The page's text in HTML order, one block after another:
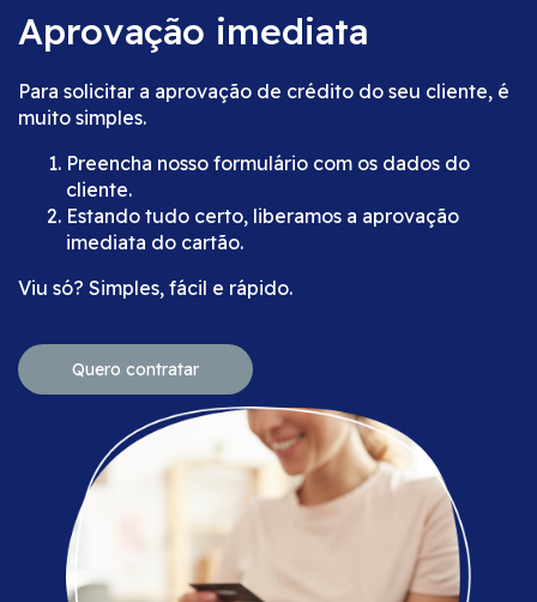
Aprovação imediata
Para solicitar a aprovação de crédito do seu cliente, é
muito simples.
Preencha nosso formulário com os dados do
cliente.
Estando tudo certo, liberamos a aprovação
imediata do cartão.
Viu só? Simples, fácil e rápido.
Quero contratar